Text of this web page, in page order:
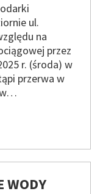
ul.
na
przez
r. (środa) w
przerwa w
WODY